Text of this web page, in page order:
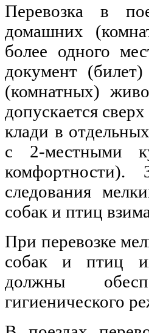
Перевозка в
домашних
более одного
документ
(комнатных)
допускается
клади в
с 2-местными
комфортности).
следования
собак и птиц
При перевозке
собак и птиц
должны
гигиенического